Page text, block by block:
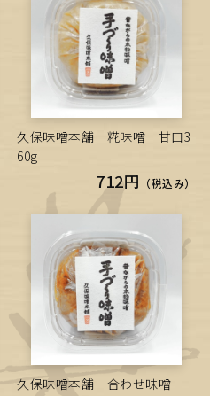
久保味噌本舗 糀味噌 甘口3
60g
712円 （税込み）
久保味噌本舗 合わせ味噌